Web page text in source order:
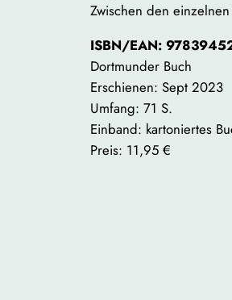
Zwischen den
ISBN/EAN:
Dortmunder Buch
Erschienen: Sept 2023
Umfang: 71 S.
Einband: kartoniertes
Preis: 11,95 €